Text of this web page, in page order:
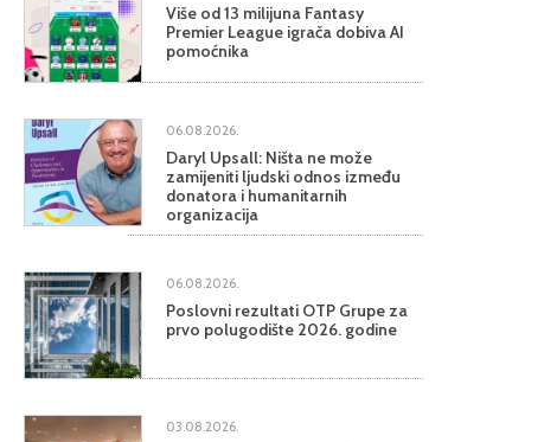
Više od 13 milijuna Fantasy
Premier League igrača dobiva AI
pomoćnika
06.08.2026.
Daryl Upsall: Ništa ne može
zamijeniti ljudski odnos između
donatora i humanitarnih
organizacija
06.08.2026.
Poslovni rezultati OTP Grupe za
prvo polugodište 2026. godine
03.08.2026.